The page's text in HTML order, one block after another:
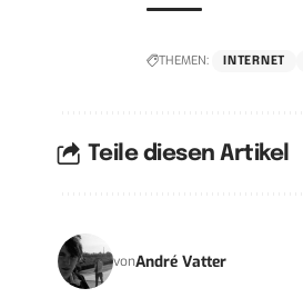
THEMEN: INTERNET
Teile diesen Artikel
vonAndré Vatter